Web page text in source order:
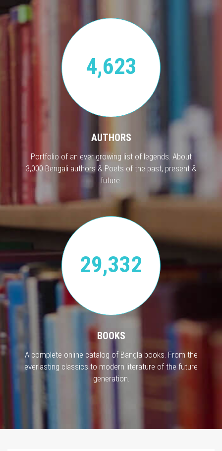
4,623
AUTHORS
Portfolio of an ever growing list of legends. About
3,000 Bengali authors & Poets of the past, present &
future.
29,332
BOOKS
A complete online catalog of Bangla books. From the
everlasting classics to modern literature of the future
generation.